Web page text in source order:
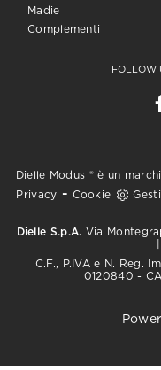
Madie
Complementi
FOLLOW
Dielle Modus ® è un
Privacy - Cookie
Dielle S.p.A. Via
C.F., P.IVA e N. Reg.
0120840 -